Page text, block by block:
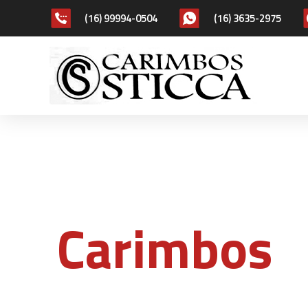
(16) 99994-0504 (16) 3635-2975
Carimbos